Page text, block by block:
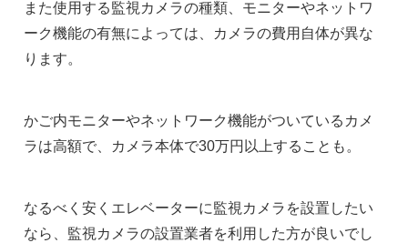
また使用する監視カメラの種類、モニターやネットワ
ーク機能の有無によっては、カメラの費用自体が異な
ります。
かご内モニターやネットワーク機能がついているカメ
ラは高額で、カメラ本体で30万円以上することも。
なるべく安くエレベーターに監視カメラを設置したい
なら、監視カメラの設置業者を利用した方が良いでし